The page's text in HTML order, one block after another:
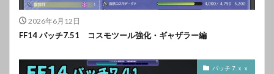
2026年6月12日
FF14 パッチ7.51 コスモツール強化・ギャザラー編
パッチ 7.ｘｘ